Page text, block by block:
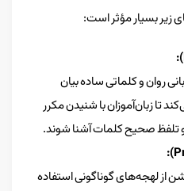
زیر بسیار مؤثر است:
روان و کلماتی ساده بیان
تا زبان‌آموزان با شنیدن مکرر
تلفظ صحیح کلمات آشنا شوند.
لهجه‌های گوناگونی استفاده